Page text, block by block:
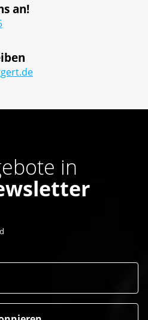
an!
in